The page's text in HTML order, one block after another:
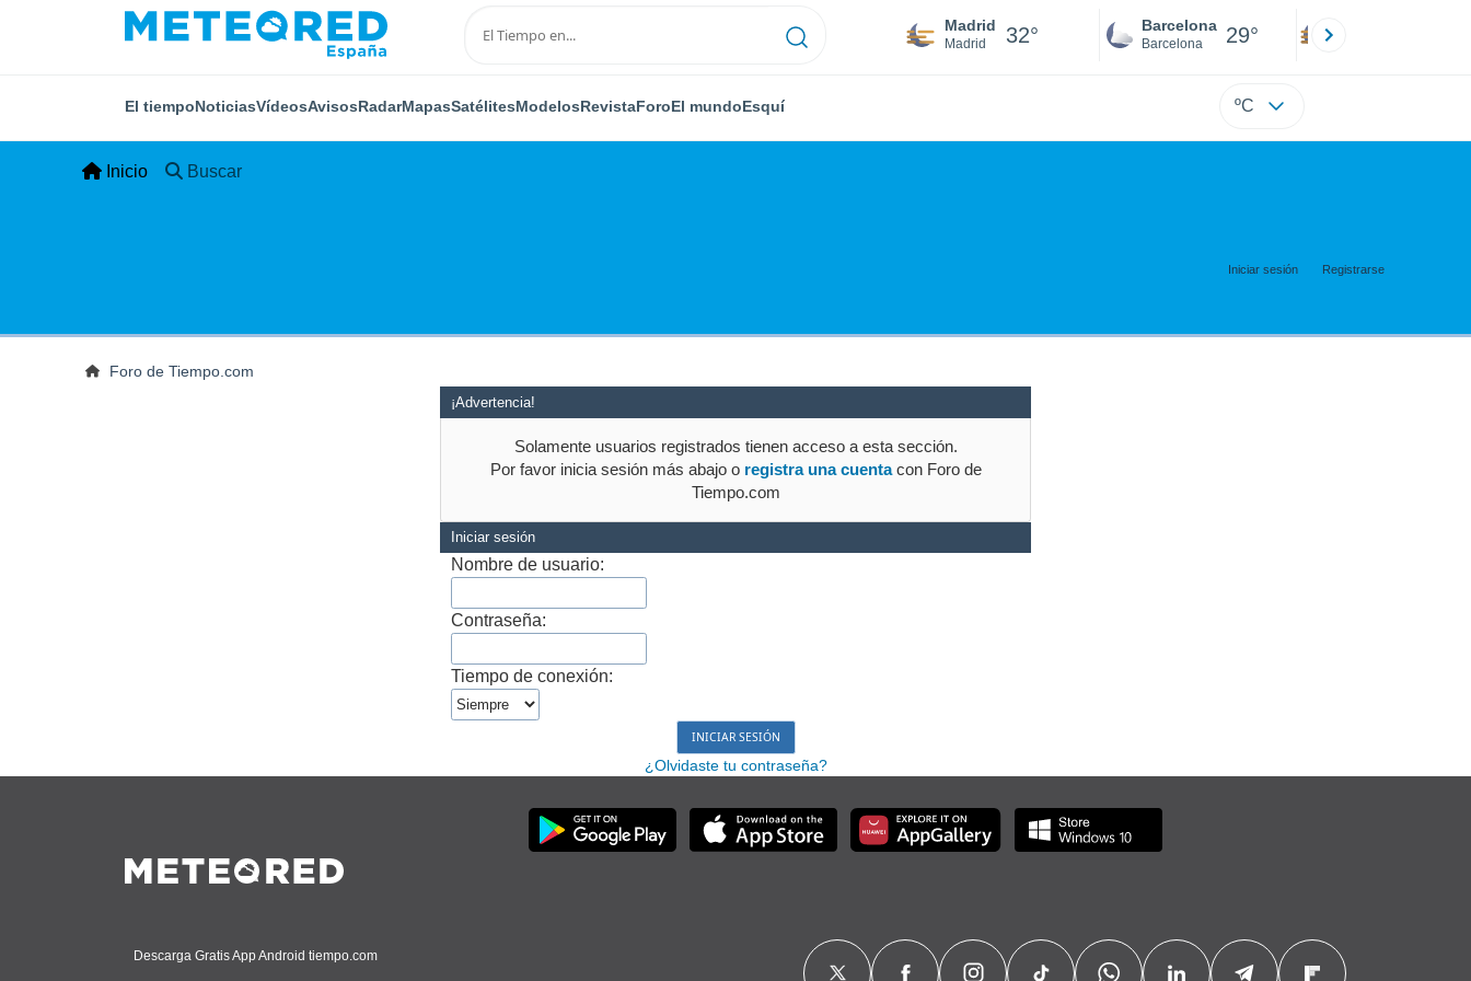
Madrid
Madrid 32° Barcelona
Barcelona 29°
El tiempoNoticiasVídeosAvisosRadarMapasSatélitesModelosRevistaForoEl mundoEsquí ºC
Inicio Buscar
Iniciar sesión Registrarse
Foro de Tiempo.com
¡Advertencia!
Solamente usuarios registrados tienen acceso a esta sección.
Por favor inicia sesión más abajo o registra una cuentacon Foro de
Tiempo.com
Iniciar sesión
Nombre de usuario:
Contraseña:
Tiempo de conexión:
¿Olvidaste tu contraseña?
Descarga Gratis App Android tiempo.com